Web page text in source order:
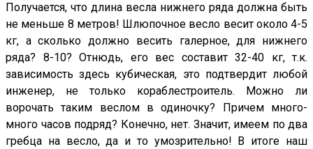
Получается, что длина весла нижнего ряда должна быть
не меньше 8 метров! Шлюпочное весло весит около 4-5
кг, а сколько должно весить галерное, для нижнего
ряда? 8-10? Отнюдь, его вес составит 32-40 кг, т.к.
зависимость здесь кубическая, это подтвердит любой
инженер, не только кораблестроитель. Можно ли
ворочать таким веслом в одиночку? Причем много-
много часов подряд? Конечно, нет. Значит, имеем по два
гребца на весло, да и то умозрительно! В итоге наш